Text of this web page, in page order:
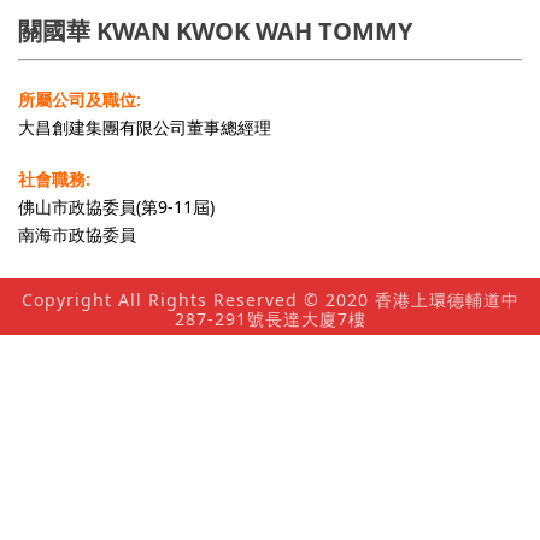
關國華 KWAN KWOK WAH TOMMY
所屬公司及職位:
大昌創建集團有限公司董事總經理
社會職務:
佛山市政協委員(第9-11屆)
南海市政協委員
Copyright All Rights Reserved © 2020 香港上環德輔道中
287-291號長達大廈7樓